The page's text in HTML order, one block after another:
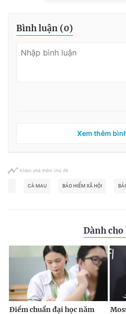
Bình luận (0)
Xem thêm
Khám phá thêm chủ đề
CÀ MAU BẢO HIỂM XÃ HỘI